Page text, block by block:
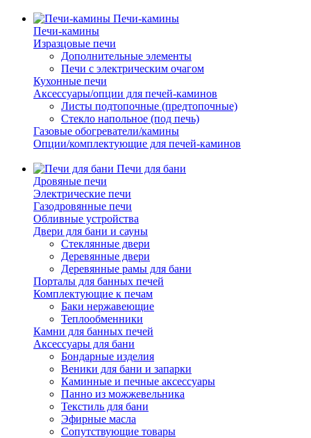
Печи-камины
Печи-камины
Изразцовые печи
Дополнительные элементы
Печи с электрическим очагом
Кухонные печи
Аксессуары/опции для печей-каминов
Листы подтопочные (предтопочные)
Стекло напольное (под печь)
Газовые обогреватели/камины
Опции/комплектующие для печей-каминов
Печи для бани
Дровяные печи
Электрические печи
Газодровянные печи
Обливные устройства
Двери для бани и сауны
Стеклянные двери
Деревянные двери
Деревянные рамы для бани
Порталы для банных печей
Комплектующие к печам
Баки нержавеющие
Теплообменники
Камни для банных печей
Аксессуары для бани
Бондарные изделия
Веники для бани и запарки
Каминные и печные аксессуары
Панно из можжевельника
Текстиль для бани
Эфирные масла
Сопутствующие товары